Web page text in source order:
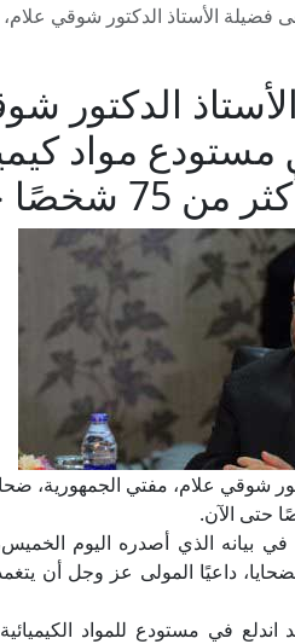
فضيلة الأستاذ الدكتور شوقي
الدكتور
مواد
حتى الآن.
شوقي علام، مفتي الجمهورية،
بيانه الذي أصدره اليوم
داعيًا المولى عز وجل أن
اندلع في مستودع للمواد